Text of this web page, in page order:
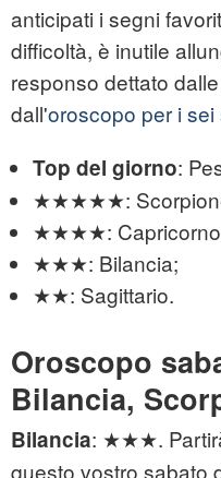
anticipati i segni
difficoltà, è inutile
responso dettato
dall'oroscopo per i
Top del giorno:
★★★★★:
★★★★:
★★★: Bilancia;
★★: Sagittario.
Oroscopo
Bilancia,
Bilancia: ★★★.
questo vostro sabato